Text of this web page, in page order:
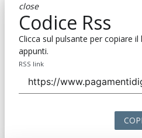
close
Codice Rss
Clicca sul pulsante per copiare il
appunti.
RSS link